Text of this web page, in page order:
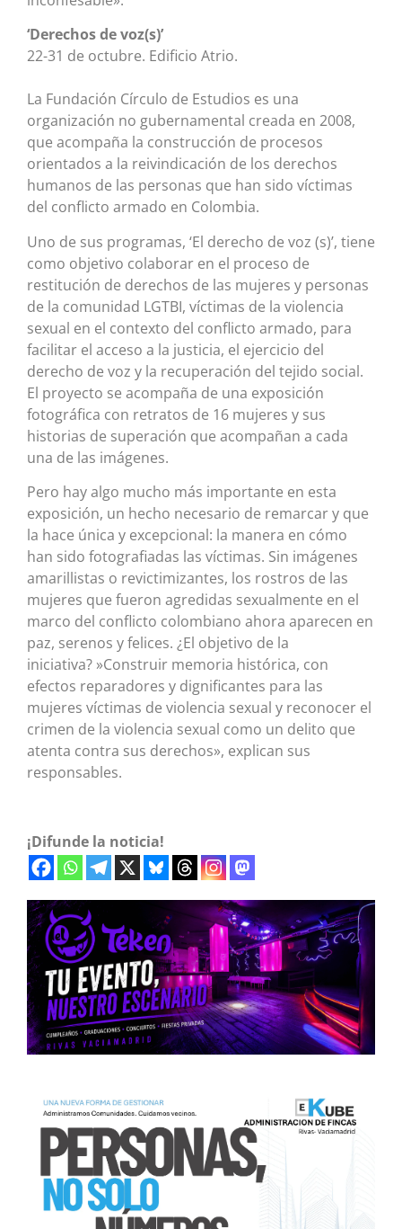
‘Derechos de voz(s)’
22-31 de octubre. Edificio Atrio.
La Fundación Círculo de Estudios es una
organización no gubernamental creada en 2008,
que acompaña la construcción de procesos
orientados a la reivindicación de los derechos
humanos de las personas que han sido víctimas
del conflicto armado en Colombia.
Uno de sus programas, ‘El derecho de voz (s)’, tiene
como objetivo colaborar en el proceso de
restitución de derechos de las mujeres y personas
de la comunidad LGTBI, víctimas de la violencia
sexual en el contexto del conflicto armado, para
facilitar el acceso a la justicia, el ejercicio del
derecho de voz y la recuperación del tejido social.
El proyecto se acompaña de una exposición
fotográfica con retratos de 16 mujeres y sus
historias de superación que acompañan a cada
una de las imágenes.
Pero hay algo mucho más importante en esta
exposición, un hecho necesario de remarcar y que
la hace única y excepcional: la manera en cómo
han sido fotografiadas las víctimas. Sin imágenes
amarillistas o revictimizantes, los rostros de las
mujeres que fueron agredidas sexualmente en el
marco del conflicto colombiano ahora aparecen en
paz, serenos y felices. ¿El objetivo de la
iniciativa? »Construir memoria histórica, con
efectos reparadores y dignificantes para las
mujeres víctimas de violencia sexual y reconocer el
crimen de la violencia sexual como un delito que
atenta contra sus derechos», explican sus
responsables.
¡Difunde la noticia!